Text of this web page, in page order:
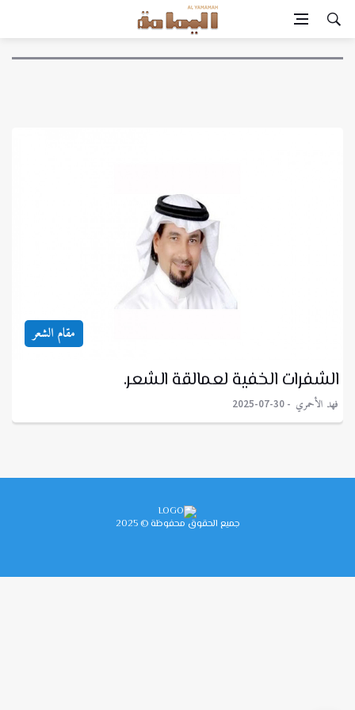
مقام الشعر
الشفرات الخفية لعمالقة الشعر.
فهد الأحمري 2025-07-30
جميع الحقوق محفوظة © 2025